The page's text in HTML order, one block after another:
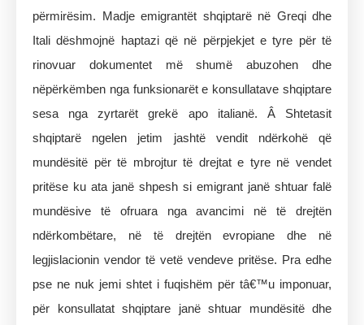
përmirësim. Madje emigrantët shqiptarë në Greqi dhe
Itali dëshmojnë haptazi që në përpjekjet e tyre për të
rinovuar dokumentet më shumë abuzohen dhe
nëpërkëmben nga funksionarët e konsullatave shqiptare
sesa nga zyrtarët grekë apo italianë. Â Shtetasit
shqiptarë ngelen jetim jashtë vendit ndërkohë që
mundësitë për të mbrojtur të drejtat e tyre në vendet
pritëse ku ata janë shpesh si emigrant janë shtuar falë
mundësive të ofruara nga avancimi në të drejtën
ndërkombëtare, në të drejtën evropiane dhe në
legjislacionin vendor të vetë vendeve pritëse. Pra edhe
pse ne nuk jemi shtet i fuqishëm për tâ€™u imponuar,
për konsullatat shqiptare janë shtuar mundësitë dhe